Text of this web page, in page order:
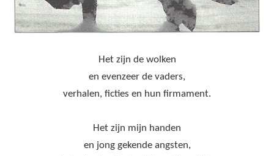
Het zijn de wolken
en evenzeer de vaders,
verhalen, ficties en hun firmament.
Het zijn mijn handen
en jong gekende angsten,